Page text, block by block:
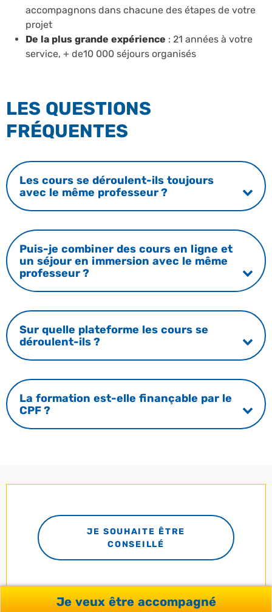
accompagnons dans chacune des étapes de votre
projet
De la plus grande expérience : 21 années à votre
service, + de10 000 séjours organisés
LES QUESTIONS
FRÉQUENTES
Les cours se déroulent-ils toujours
avec le même professeur ?
Puis-je combiner des cours en ligne et
un séjour en immersion avec le même
professeur ?
Sur quelle plateforme les cours se
déroulent-ils ?
La formation est-elle finançable par le
CPF ?
JE SOUHAITE ÊTRE
CONSEILLÉ
Je veux être accompagné